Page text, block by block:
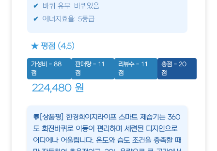
바퀴 유무: 바퀴있음
에너지효율: 5등급
★ 평점 (4.5)
가성비 - 88
점
판매량 - 11
점
리뷰수 - 11
점
총점 - 20
점
224,480 원
💬[상품평] 한경희이지라이프 스마트 제습기는 360
도 회전바퀴로 이동이 편리하며 세련된 디자인으로
어디에나 어울립니다. 온도와 습도 조건을 충족할 때